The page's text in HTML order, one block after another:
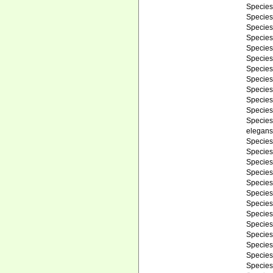
Species
Species
Species
Species
Species
Species
Species
Species
Species
Species
Species
Species
Species
Species
Species
Species
Species
Species
Species
Species
Species
Species
Species
Species
Species